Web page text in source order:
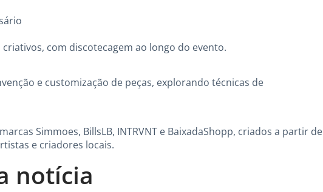
com discotecagem ao longo do evento.
e customização de peças, explorando técnicas de
Simmoes, BillsLB, INTRVNT e BaixadaShopp, criados a partir de
e criadores locais.
notícia